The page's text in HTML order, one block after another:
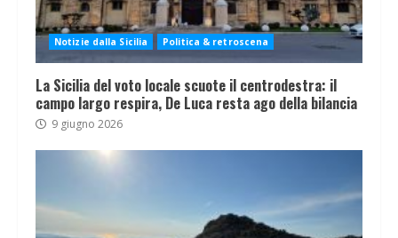
Notizie dalla Sicilia Politica & retroscena
La Sicilia del voto locale scuote il centrodestra: il
campo largo respira, De Luca resta ago della bilancia
9 giugno 2026